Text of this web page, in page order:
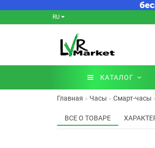
RU
КАТАЛОГ
Главная Часы Смарт-часы
ВСЕ О ТОВАРЕ